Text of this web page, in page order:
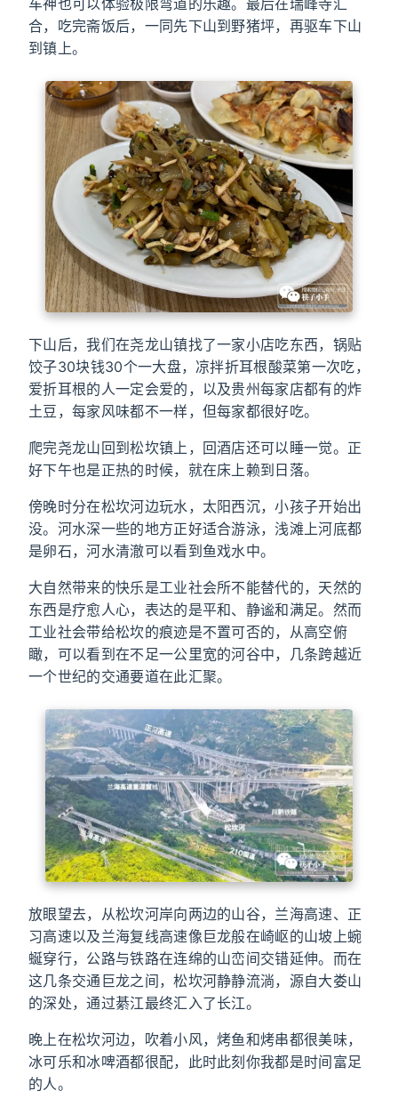
车神也可以体验极限弯道的乐趣。最后在瑞峰寺汇
合，吃完斋饭后，一同先下山到野猪坪，再驱车下山
到镇上。
下山后，我们在尧龙山镇找了一家小店吃东西，锅贴
饺子30块钱30个一大盘，凉拌折耳根酸菜第一次吃，
爱折耳根的人一定会爱的，以及贵州每家店都有的炸
土豆，每家风味都不一样，但每家都很好吃。
爬完尧龙山回到松坎镇上，回酒店还可以睡一觉。正
好下午也是正热的时候，就在床上赖到日落。
傍晚时分在松坎河边玩水，太阳西沉，小孩子开始出
没。河水深一些的地方正好适合游泳，浅滩上河底都
是卵石，河水清澈可以看到鱼戏水中。
大自然带来的快乐是工业社会所不能替代的，天然的
东西是疗愈人心，表达的是平和、静谧和满足。然而
工业社会带给松坎的痕迹是不置可否的，从高空俯
瞰，可以看到在不足一公里宽的河谷中，几条跨越近
一个世纪的交通要道在此汇聚。
放眼望去，从松坎河岸向两边的山谷，兰海高速、正
习高速以及兰海复线高速像巨龙般在崎岖的山坡上蜿
蜒穿行，公路与铁路在连绵的山峦间交错延伸。而在
这几条交通巨龙之间，松坎河静静流淌，源自大娄山
的深处，通过綦江最终汇入了长江。
晚上在松坎河边，吹着小风，烤鱼和烤串都很美味，
冰可乐和冰啤酒都很配，此时此刻你我都是时间富足
的人。